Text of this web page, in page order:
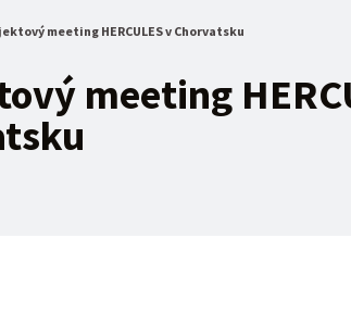
meeting HERCULES v Chorvatsku
meeting